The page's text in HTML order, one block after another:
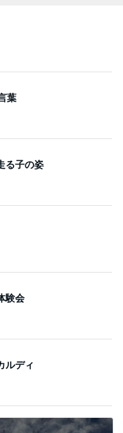
葉
る子の姿
験会
ルディ